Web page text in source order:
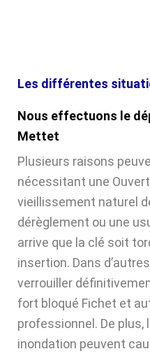
Les différentes
Nous effectuons le
Mettet
Plusieurs raisons
nécessitant une
vieillissement naturel
dérèglement ou une
arrive que la clé soit
insertion. Dans
verrouiller
fort bloqué Fichet et
professionnel. De plus,
inondation peuvent